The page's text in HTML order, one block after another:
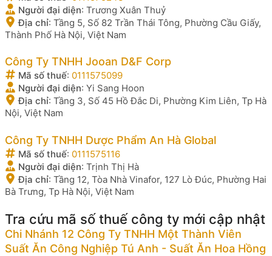
Người đại diện: Trương Xuân Thuỷ
Địa chỉ: Tầng 5, Số 82 Trần Thái Tông, Phường Cầu Giấy,
Thành Phố Hà Nội, Việt Nam
Công Ty TNHH Jooan D&F Corp
Mã số thuế: 0111575099
Người đại diện: Yi Sang Hoon
Địa chỉ: Tầng 3, Số 45 Hồ Đắc Di, Phường Kim Liên, Tp Hà
Nội, Việt Nam
Công Ty TNHH Dược Phẩm An Hà Global
Mã số thuế: 0111575116
Người đại diện: Trịnh Thị Hà
Địa chỉ: Tầng 12, Tòa Nhà Vinafor, 127 Lò Đúc, Phường Hai
Bà Trưng, Tp Hà Nội, Việt Nam
Tra cứu mã số thuế công ty mới cập nhật
Chi Nhánh 12 Công Ty TNHH Một Thành Viên
Suất Ăn Công Nghiệp Tú Anh - Suất Ăn Hoa Hồng